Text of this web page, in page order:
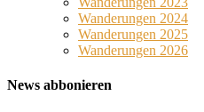
Wanderungen 2024
Wanderungen 2025
Wanderungen 2026
News abbonieren